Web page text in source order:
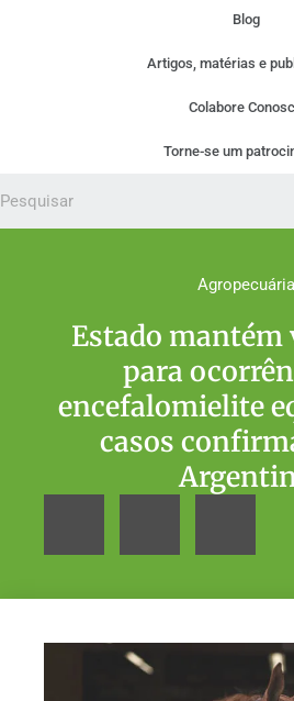
Blog
Artigos, matérias e
Colabore
Torne-se um
Agropecuária
Estado
para
encefalomielite
casos